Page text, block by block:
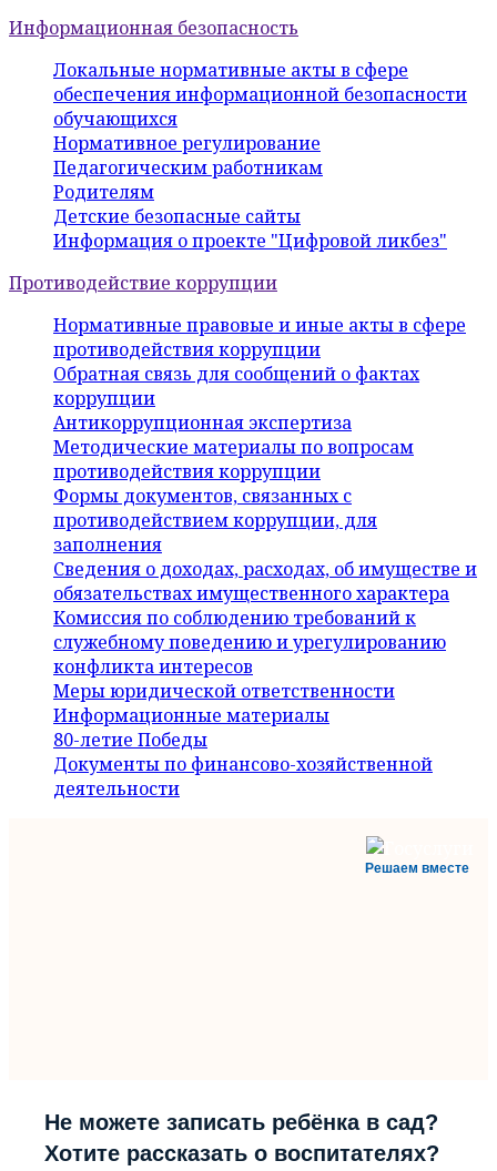
Информационная безопасность
Локальные нормативные акты в сфере
обеспечения информационной безопасности
обучающихся
Нормативное регулирование
Педагогическим работникам
Родителям
Детские безопасные сайты
Информация о проекте "Цифровой ликбез"
Противодействие коррупции
Нормативные правовые и иные акты в сфере
противодействия коррупции
Обратная связь для сообщений о фактах
коррупции
Антикоррупционная экспертиза
Методические материалы по вопросам
противодействия коррупции
Формы документов, связанных с
противодействием коррупции, для
заполнения
Сведения о доходах, расходах, об имуществе и
обязательствах имущественного характера
Комиссия по соблюдению требований к
служебному поведению и урегулированию
конфликта интересов
Меры юридической ответственности
Информационные материалы
80-летие Победы
Документы по финансово-хозяйственной
деятельности
Решаем вместе
Не можете записать ребёнка в сад?
Хотите рассказать о воспитателях?